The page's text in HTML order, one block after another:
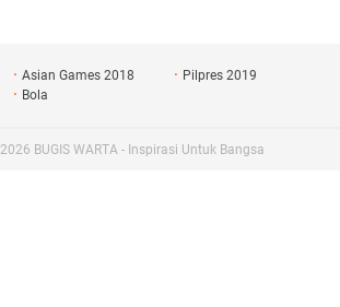
Asian Games 2018
Pilpres 2019
Bola
2026 BUGIS WARTA - Inspirasi Untuk Bangsa